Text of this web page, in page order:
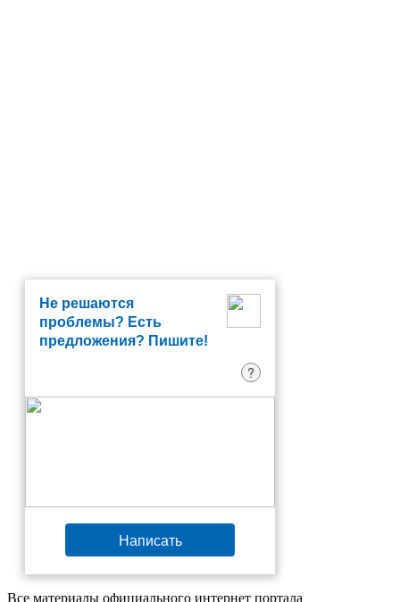
Не решаются
проблемы? Есть
предложения? Пишите!
?
Написать
Все материалы официального интернет портала